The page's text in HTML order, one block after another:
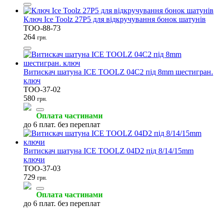
(6) (6) (4)
(4)
(2)
Ключ Ice Toolz 27P5 для відкручування бонок шатунів
TOO-88-73
264 грн.
Витискач шатуна ICE TOOLZ 04C2 під 8mm шестигран.
ключ
TOO-37-02
580 грн.
Оплата частинами
до 6 плат. без переплат
Витискач шатуна ICE TOOLZ 04D2 під 8/14/15mm
ключи
TOO-37-03
729 грн.
Оплата частинами
до 6 плат. без переплат